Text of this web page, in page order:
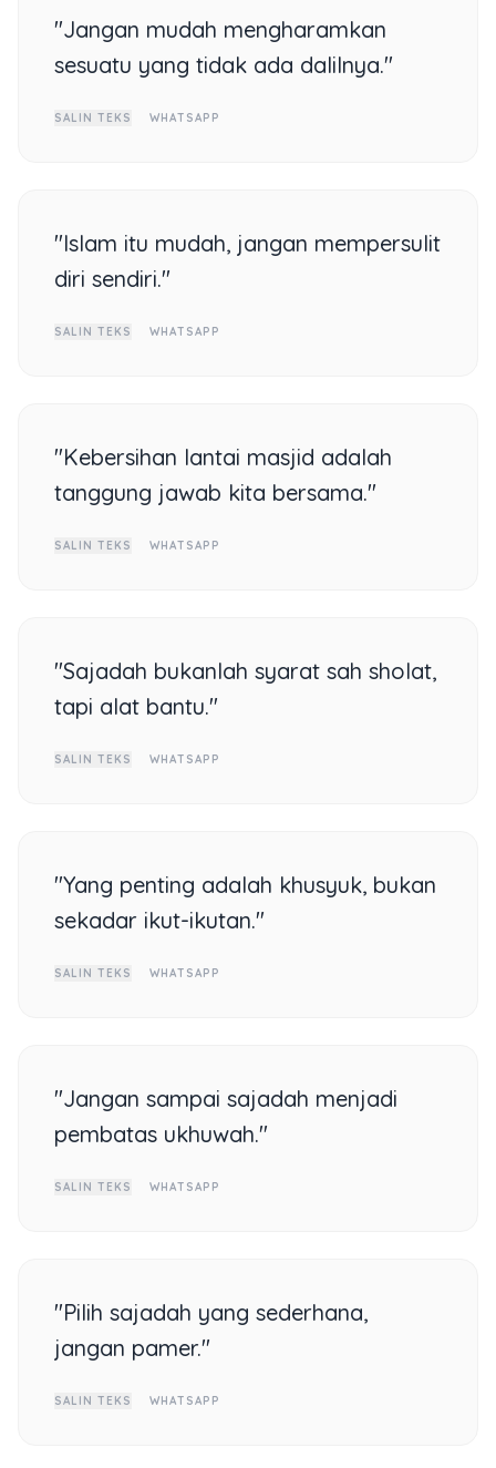
"Jangan mudah mengharamkan
sesuatu yang tidak ada dalilnya."
SALIN TEKS WHATSAPP
"Islam itu mudah, jangan mempersulit
diri sendiri."
SALIN TEKS WHATSAPP
"Kebersihan lantai masjid adalah
tanggung jawab kita bersama."
SALIN TEKS WHATSAPP
"Sajadah bukanlah syarat sah sholat,
tapi alat bantu."
SALIN TEKS WHATSAPP
"Yang penting adalah khusyuk, bukan
sekadar ikut-ikutan."
SALIN TEKS WHATSAPP
"Jangan sampai sajadah menjadi
pembatas ukhuwah."
SALIN TEKS WHATSAPP
"Pilih sajadah yang sederhana,
jangan pamer."
SALIN TEKS WHATSAPP